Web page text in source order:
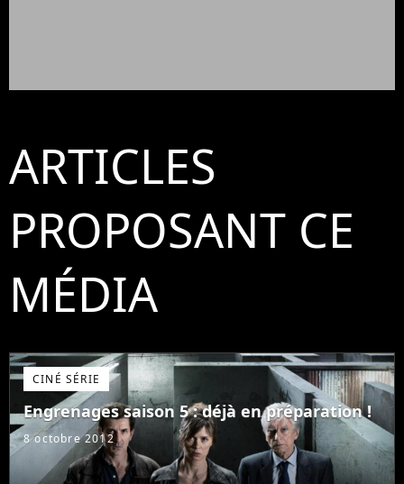
ARTICLES
PROPOSANT CE
MÉDIA
CINÉ SÉRIE
Engrenages saison 5 : déjà en préparation !
8 octobre 2012